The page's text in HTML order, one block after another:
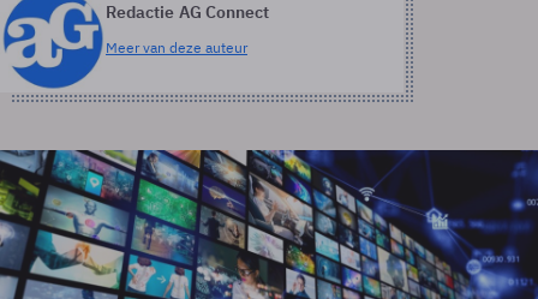
Redactie AG Connect
Meer van deze auteur